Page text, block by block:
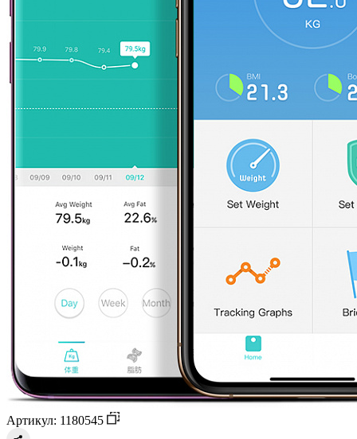
Артикул: 1180545